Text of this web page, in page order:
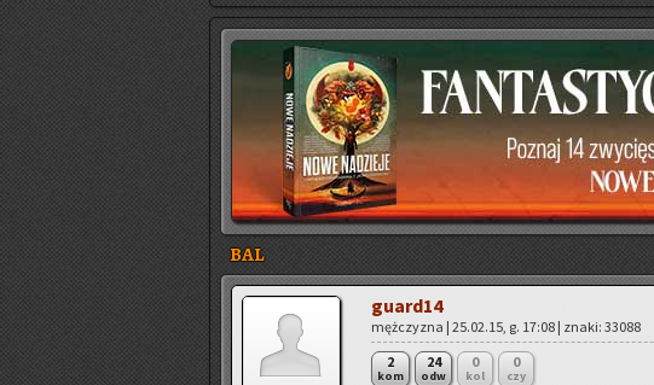
BAL
gu­ar­d14
męż­czy­zna | 25.02.15, g. 17:08 | znaki: 33088
2
kom
24
odw
0
kol
0
czy